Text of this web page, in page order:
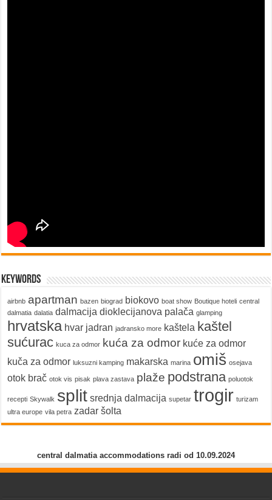
keywords
airbnb apartman bazen biograd biokovo boat show Boutique hoteli central
dalmatia dalatia dalmacija dioklecijanova palača glamping
hrvatska hvar jadran jadransko more kaštela kaštel
sućurac kuca za odmor kuća za odmor kuće za odmor
kuča za odmor luksuzni kamping makarska marina omiš osejava
otok brač otok vis pisak plava zastava plaže podstrana poluotok
recepti Skywalk split srednja dalmacija supetar trogir turizam
ultra europe vila petra zadar šolta
central dalmatia accommodations radi od 10.09.2024